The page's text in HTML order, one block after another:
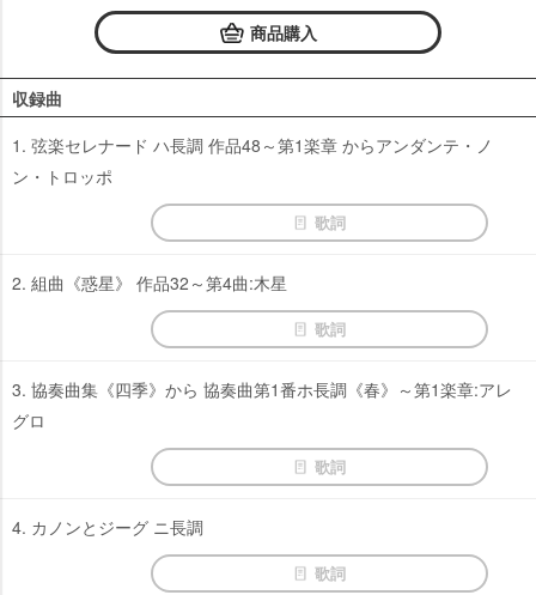
商品購入
収録曲
1. 弦楽セレナード ハ長調 作品48～第1楽章 からアンダンテ・ノ
ン・トロッポ
歌詞
2. 組曲《惑星》 作品32～第4曲:木星
歌詞
3. 協奏曲集《四季》から 協奏曲第1番ホ長調《春》～第1楽章:アレ
グロ
歌詞
4. カノンとジーグ ニ長調
歌詞